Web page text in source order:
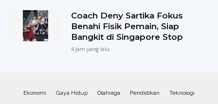
Coach Deny Sartika Fokus
Benahi Fisik Pemain, Siap
Bangkit di Singapore Stop
4 jam yang lalu
Ekonomi Gaya Hidup Olahraga Pendidikan Teknologi